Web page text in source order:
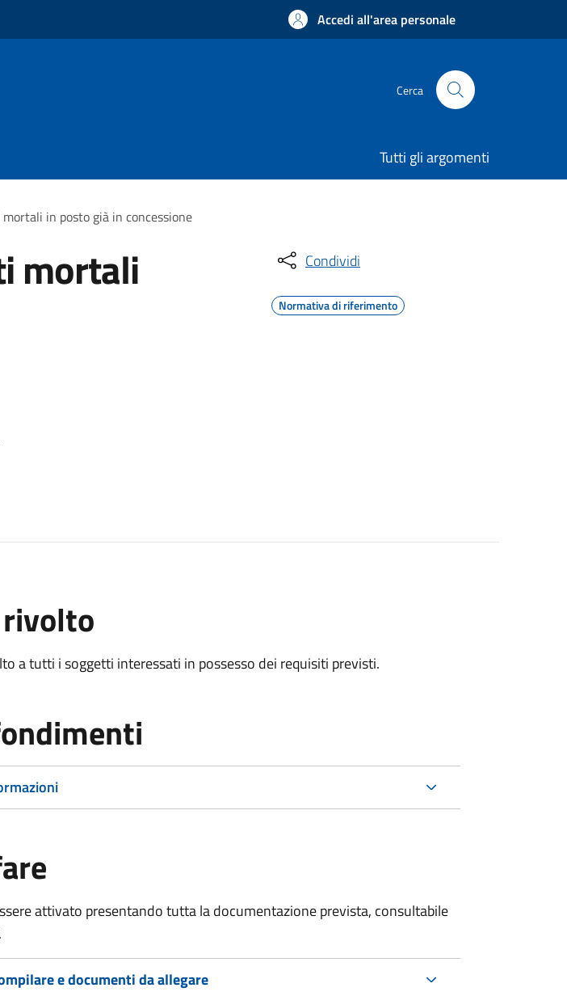
Accedi all'area personale
Cerca
Tutti gli argomenti
in posto già in concessione
mortali Condividi
Normativa di riferimento
a tutti i soggetti interessati in possesso dei requisiti previsti.
attivato presentando tutta la documentazione prevista, consultabile
e documenti da allegare